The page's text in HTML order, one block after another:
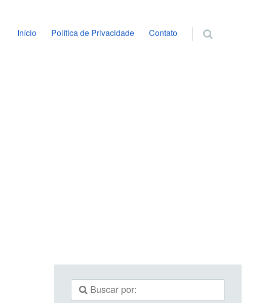
Pular para o conteúdo
Início Política de Privacidade Contato